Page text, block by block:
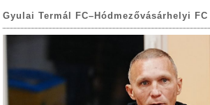
Gyulai Termál FC–Hódmezővásárhelyi FC